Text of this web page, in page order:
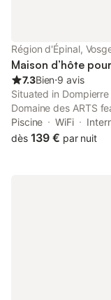
Région d'Épinal,
Maison d’hôte
7.3Bien⋅9 avis
Situated in
Domaine des ARTS
views, free WiFi and
this accommodation
Piscine WiFi
dès 139 € par nuit